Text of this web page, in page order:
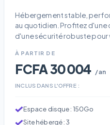
Hébergement stable,
au quotidien. Profitez
d'une sécurité robuste pour
À PARTIR DE
FCFA 30 004 /an
INCLUS DANS L'OFFRE :
Espace disque : 150Go
Site hébergé : 3